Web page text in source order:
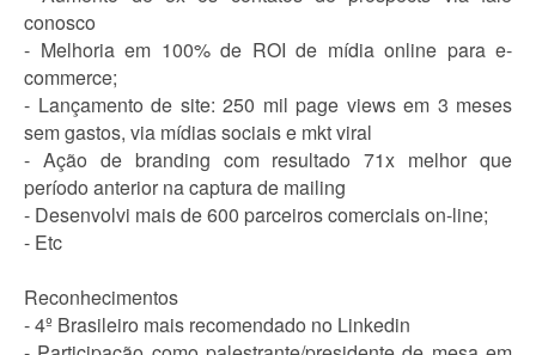
conosco
- Melhoria em 100% de ROI de mídia online para e-
commerce;
- Lançamento de site: 250 mil page views em 3 meses
sem gastos, via mídias sociais e mkt viral
- Ação de branding com resultado 71x melhor que
período anterior na captura de mailing
- Desenvolvi mais de 600 parceiros comerciais on-line;
- Etc
Reconhecimentos
- 4º Brasileiro mais recomendado no Linkedin